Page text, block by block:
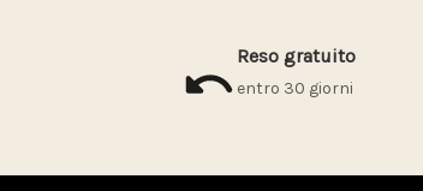
Reso gratuito
entro 30 giorni